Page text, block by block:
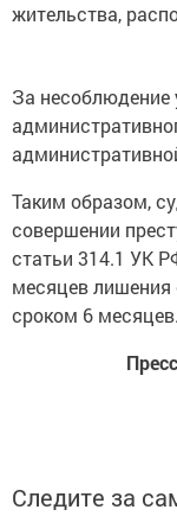
жительства,
За несоблюдение
Таким образом,
совершении
статьи 314.1 УК
месяцев
сроком 6 месяцев.
Следите за